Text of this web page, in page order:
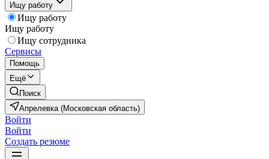
Ищу работу
Ищу работу
Ищу работу
Ищу сотрудника
Сервисы
Помощь
Ещё
Поиск
Апрелевка (Московская область)
Войти
Войти
Создать резюме